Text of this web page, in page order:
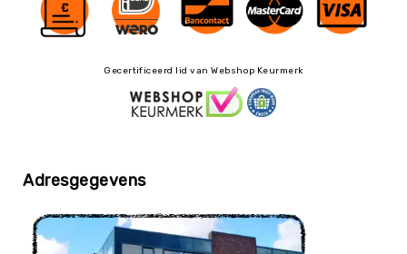
Pool-
&
Auto's
Puzzelen
&
Poppenhoek
Gecertificeerd lid van Webshop Keurmerk
Adresgegevens